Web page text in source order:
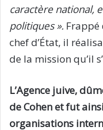
caractère national,
politiques ». Frappé
chef d’État, il
de la mission qu’il
L’Agence juive,
de Cohen et fut
organisations